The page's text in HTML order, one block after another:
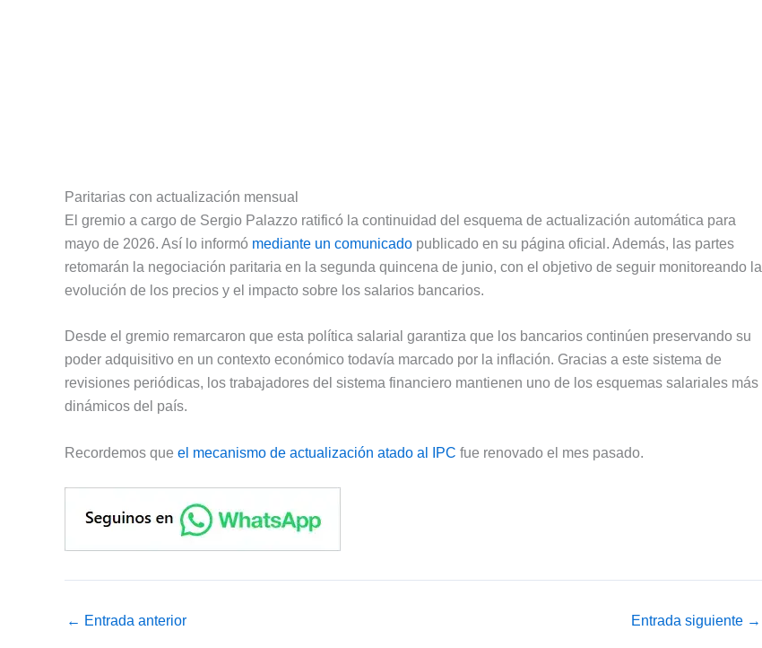
Paritarias con actualización mensual
El gremio a cargo de Sergio Palazzo ratificó la continuidad del esquema de actualización automática para
mayo de 2026. Así lo informó mediante un comunicado publicado en su página oficial. Además, las partes
retomarán la negociación paritaria en la segunda quincena de junio, con el objetivo de seguir monitoreando la
evolución de los precios y el impacto sobre los salarios bancarios.
Desde el gremio remarcaron que esta política salarial garantiza que los bancarios continúen preservando su
poder adquisitivo en un contexto económico todavía marcado por la inflación. Gracias a este sistema de
revisiones periódicas, los trabajadores del sistema financiero mantienen uno de los esquemas salariales más
dinámicos del país.
Recordemos que el mecanismo de actualización atado al IPC fue renovado el mes pasado.
← Entrada anterior Entrada siguiente →